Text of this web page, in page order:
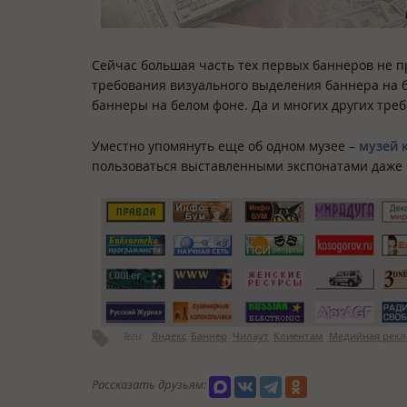
Сейчас большая часть тех первых баннеров
требования визуального выделения баннера на
баннеры на белом фоне. Да и многих других
Уместно упомянуть еще об одном музее – музей
пользоваться выставленными экспонатами даже
Теги: Яндекс Баннер Чилаут Клиентам Медийная
Рассказать друзьям: